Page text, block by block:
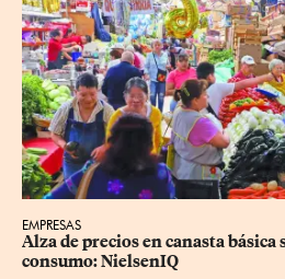
EMPRESAS
Alza de precios en canasta
consumo: NielsenIQ